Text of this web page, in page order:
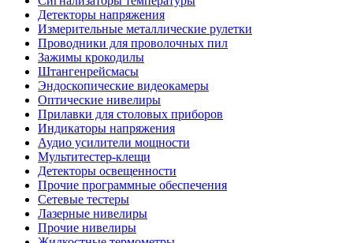
Детекторы напряжения
Измерительные металлические рулетки
Проводники для проволочных пил
Зажимы крокодилы
Штангенрейсмасы
Эндоскопические видеокамеры
Оптические нивелиры
Прилавки для столовых приборов
Индикаторы напряжения
Аудио усилители мощности
Мультитестер-клещи
Детекторы освещенности
Прочие программные обеспечения
Сетевые тестеры
Лазерные нивелиры
Прочие нивелиры